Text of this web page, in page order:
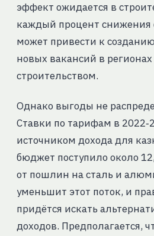
эффект ожидается в
каждый процент снижения
может привести к
новых вакансий в
строительством.
Однако выгоды не
Ставки по тарифам в
источником дохода для
бюджет поступило около
от пошлин на сталь и
уменьшит этот поток, и
придётся искать
доходов. Предполагается,